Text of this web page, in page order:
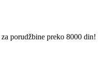
za porudžbine preko 8000 din!